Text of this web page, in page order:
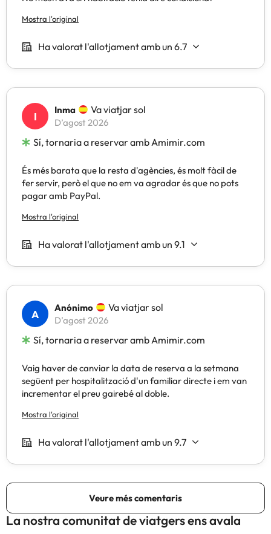
La nostra comunitat de viatgers ens avala